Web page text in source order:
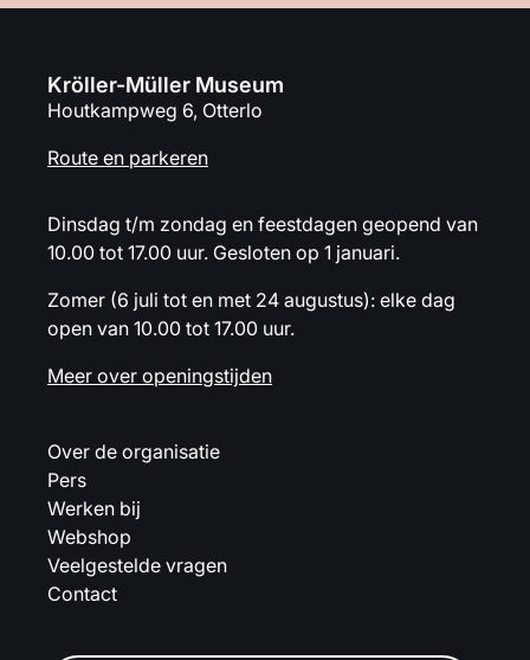
Kröller-Müller Museum
Houtkampweg 6, Otterlo
Route en parkeren
Dinsdag t/m zondag en feestdagen geopend van
10.00 tot 17.00 uur. Gesloten op 1 januari.
Zomer (6 juli tot en met 24 augustus): elke dag
open van 10.00 tot 17.00 uur.
Meer over openingstijden
Over de organisatie
Pers
Werken bij
Webshop
Veelgestelde vragen
Contact